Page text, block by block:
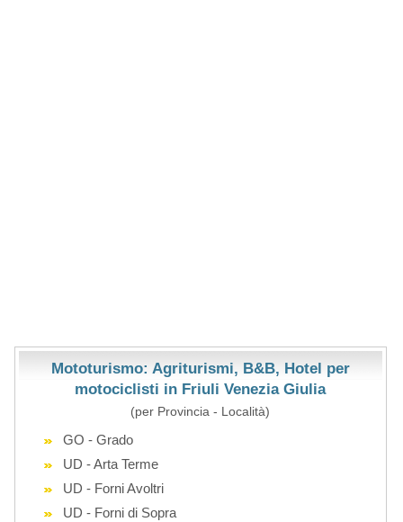
Mototurismo: Agriturismi, B&B, Hotel per
motociclisti in Friuli Venezia Giulia
(per Provincia - Località)
GO - Grado
UD - Arta Terme
UD - Forni Avoltri
UD - Forni di Sopra